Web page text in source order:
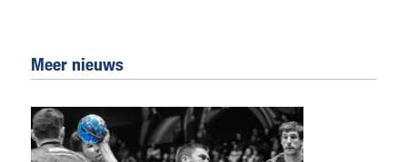
Meer nieuws